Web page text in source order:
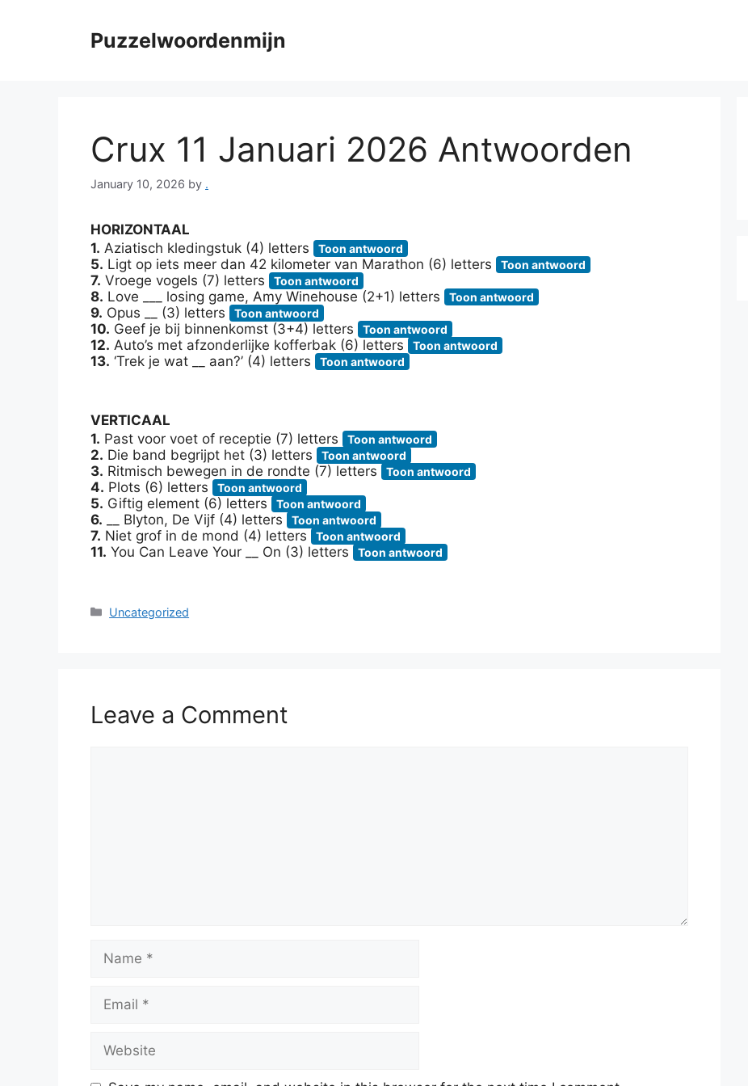
Puzzelwoordenmijn
Crux 11 Januari 2026 Antwoorden
January 10, 2026 by .
HORIZONTAAL
1. Aziatisch kledingstuk (4) letters Toon antwoord
5. Ligt op iets meer dan 42 kilometer van Marathon (6) letters Toon antwoord
7. Vroege vogels (7) letters Toon antwoord
8. Love ___ losing game, Amy Winehouse (2+1) letters Toon antwoord
9. Opus __ (3) letters Toon antwoord
10. Geef je bij binnenkomst (3+4) letters Toon antwoord
12. Auto’s met afzonderlijke kofferbak (6) letters Toon antwoord
13. ‘Trek je wat __ aan?’ (4) letters Toon antwoord
VERTICAAL
1. Past voor voet of receptie (7) letters Toon antwoord
2. Die band begrijpt het (3) letters Toon antwoord
3. Ritmisch bewegen in de rondte (7) letters Toon antwoord
4. Plots (6) letters Toon antwoord
5. Giftig element (6) letters Toon antwoord
6. __ Blyton, De Vijf (4) letters Toon antwoord
7. Niet grof in de mond (4) letters Toon antwoord
11. You Can Leave Your __ On (3) letters Toon antwoord
Categories
Uncategorized
Leave a Comment